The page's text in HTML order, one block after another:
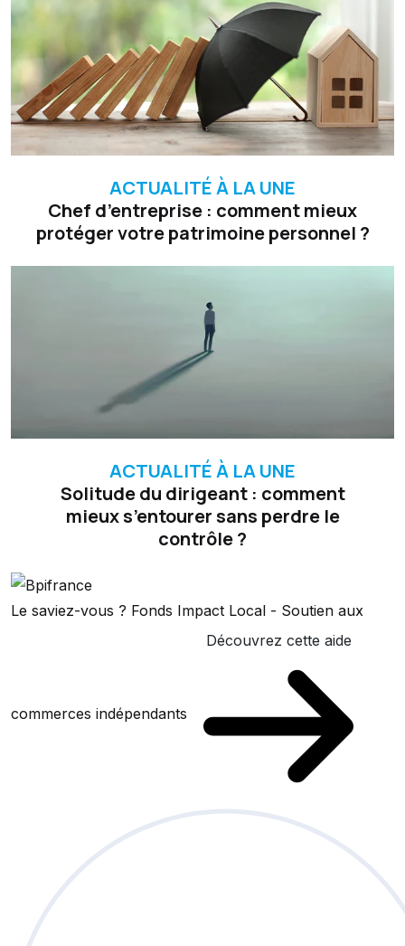
ACTUALITÉ À LA UNE
Chef d’entreprise : comment mieux
protéger votre patrimoine personnel ?
ACTUALITÉ À LA UNE
Solitude du dirigeant : comment
mieux s’entourer sans perdre le
contrôle ?
Le saviez-vous ? Fonds Impact Local - Soutien aux
commerces indépendants
Découvrez cette aide